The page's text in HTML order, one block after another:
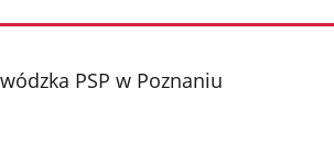
PSP w Poznaniu